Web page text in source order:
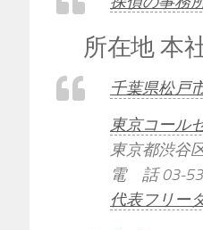
所在地 本
千葉県松戸
東京コール
東京都渋谷
電 話 03-
代表フリー